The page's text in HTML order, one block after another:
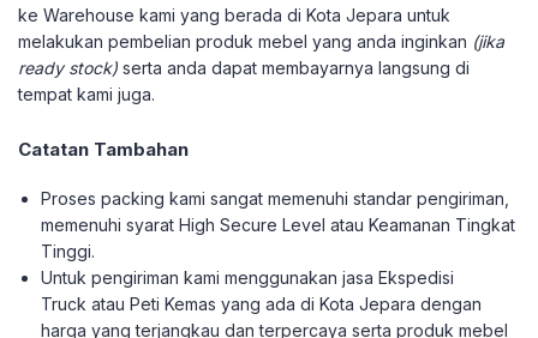
ke Warehouse kami yang berada di Kota Jepara untuk
melakukan pembelian produk mebel yang anda inginkan (jika
ready stock) serta anda dapat membayarnya langsung di
tempat kami juga.
Catatan Tambahan
Proses packing kami sangat memenuhi standar pengiriman,
memenuhi syarat High Secure Level atau Keamanan Tingkat
Tinggi.
Untuk pengiriman kami menggunakan jasa Ekspedisi
Truck atau Peti Kemas yang ada di Kota Jepara dengan
harga yang terjangkau dan terpercaya serta produk mebel